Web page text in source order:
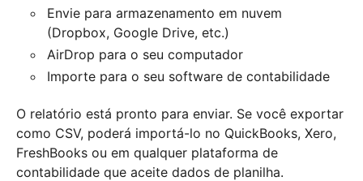
Envie para armazenamento em nuvem
(Dropbox, Google Drive, etc.)
AirDrop para o seu computador
Importe para o seu software de contabilidade
O relatório está pronto para enviar. Se você exportar
como CSV, poderá importá-lo no QuickBooks, Xero,
FreshBooks ou em qualquer plataforma de
contabilidade que aceite dados de planilha.